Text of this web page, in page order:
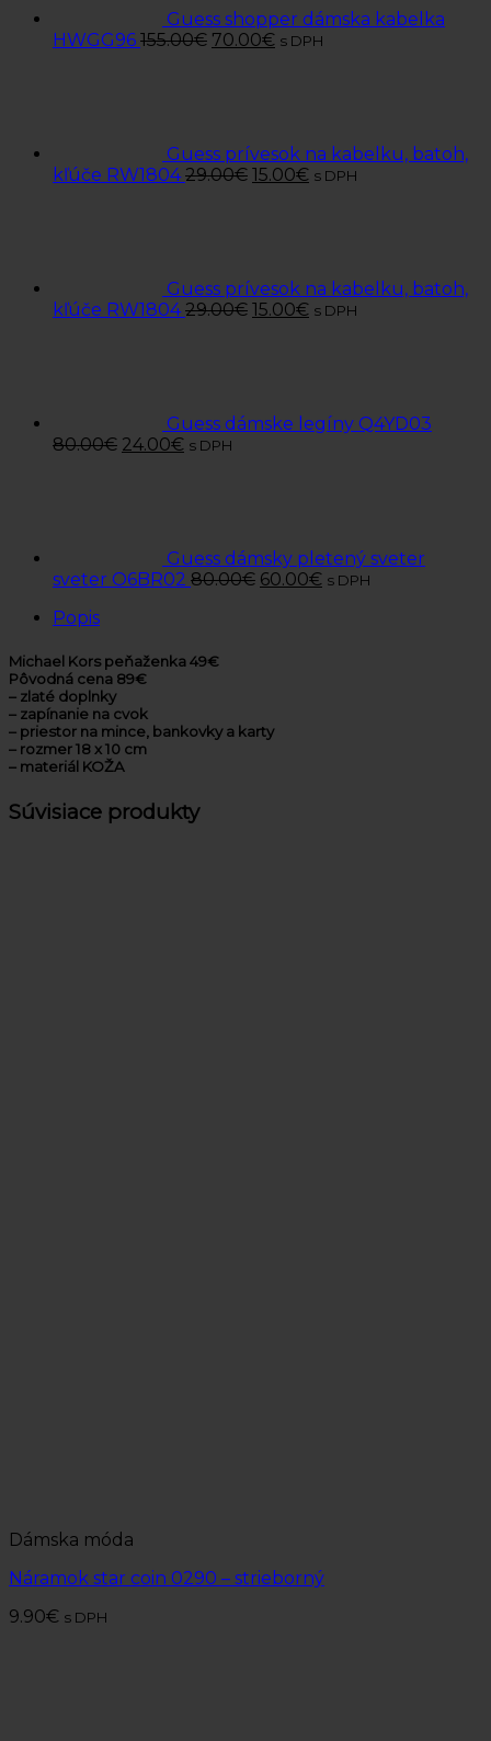
Guess shopper dámska kabelka
HWGG96 155.00€ 70.00€ s DPH
Guess prívesok na kabelku, batoh,
kľúče RW1804 29.00€ 15.00€ s DPH
Guess prívesok na kabelku, batoh,
kľúče RW1804 29.00€ 15.00€ s DPH
Guess dámske legíny Q4YD03
80.00€ 24.00€ s DPH
Guess dámsky pletený sveter
sveter O6BR02 80.00€ 60.00€ s DPH
Popis
Michael Kors peňaženka 49€
Pôvodná cena 89€
– zlaté doplnky
– zapínanie na cvok
– priestor na mince, bankovky a karty
– rozmer 18 x 10 cm
– materiál KOŽA
Súvisiace produkty
Dámska móda
Náramok star coin 0290 – strieborný
9.90€ s DPH